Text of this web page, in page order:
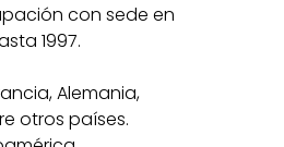
con sede en
1997.
Alemania,
otros países.